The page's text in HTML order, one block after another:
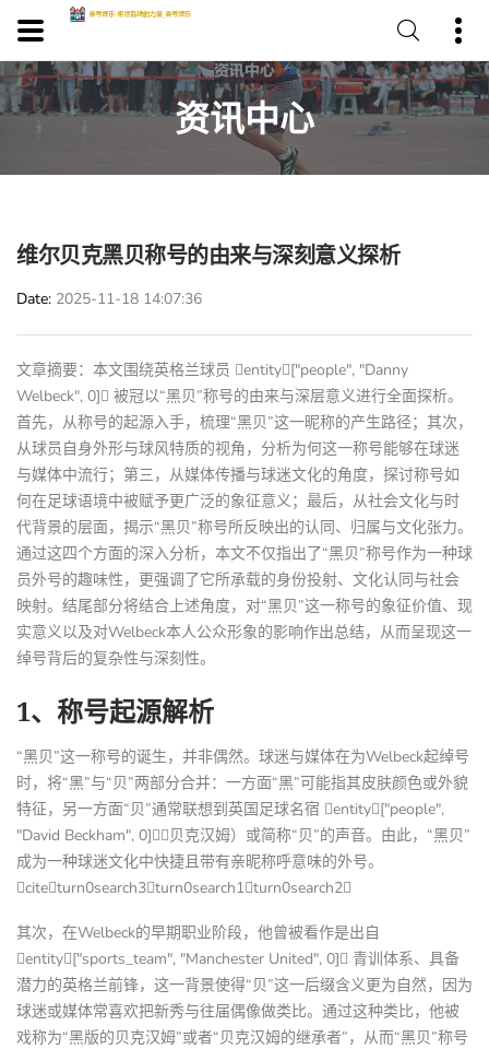
资讯中心
维尔贝克黑贝称号的由来与深刻意义探析
Date 2025-11-18 14:07:36
文章摘要：本文围绕英格兰球员 entity["people", "Danny
Welbeck", 0] 被冠以“黑贝”称号的由来与深层意义进行全面探析。
首先，从称号的起源入手，梳理“黑贝”这一昵称的产生路径；其次，
从球员自身外形与球风特质的视角，分析为何这一称号能够在球迷
与媒体中流行；第三，从媒体传播与球迷文化的角度，探讨称号如
何在足球语境中被赋予更广泛的象征意义；最后，从社会文化与时
代背景的层面，揭示“黑贝”称号所反映出的认同、归属与文化张力。
通过这四个方面的深入分析，本文不仅指出了“黑贝”称号作为一种球
员外号的趣味性，更强调了它所承载的身份投射、文化认同与社会
映射。结尾部分将结合上述角度，对“黑贝”这一称号的象征价值、现
实意义以及对Welbeck本人公众形象的影响作出总结，从而呈现这一
绰号背后的复杂性与深刻性。
1、称号起源解析
“黑贝”这一称号的诞生，并非偶然。球迷与媒体在为Welbeck起绰号
时，将“黑”与“贝”两部分合并：一方面“黑”可能指其皮肤颜色或外貌
特征，另一方面“贝”通常联想到英国足球名宿 entity["people",
"David Beckham", 0]（贝克汉姆）或简称“贝”的声音。由此，“黑贝”
成为一种球迷文化中快捷且带有亲昵称呼意味的外号。
citeturn0search3turn0search1turn0search2
其次，在Welbeck的早期职业阶段，他曾被看作是出自
entity["sports_team", "Manchester United", 0] 青训体系、具备
潜力的英格兰前锋，这一背景使得“贝”这一后缀含义更为自然，因为
球迷或媒体常喜欢把新秀与往届偶像做类比。通过这种类比，他被
戏称为“黑版的贝克汉姆”或者“贝克汉姆的继承者”，从而“黑贝”称号